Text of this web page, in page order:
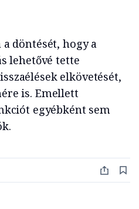
döntését, hogy a
lehetővé tette
elkövetését,
is. Emellett
egyébként sem